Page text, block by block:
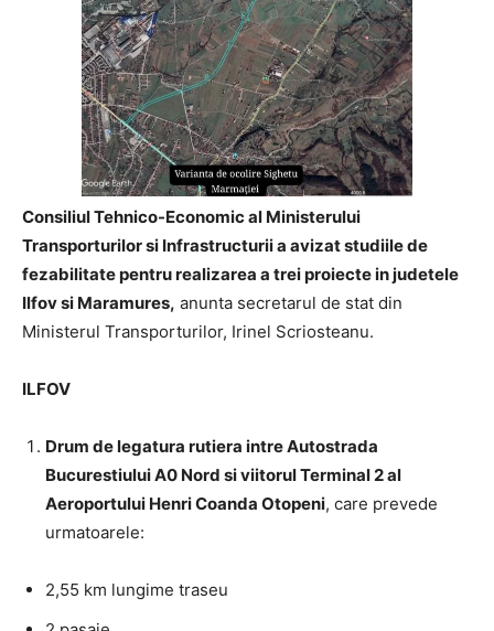
Consiliul Tehnico-Economic al Ministerului
Transporturilor si Infrastructurii a avizat studiile de
fezabilitate pentru realizarea a trei proiecte in judetele
Ilfov si Maramures, anunta secretarul de stat din
Ministerul Transporturilor, Irinel Scriosteanu.
ILFOV
Drum de legatura rutiera intre Autostrada
Bucurestiului A0 Nord si viitorul Terminal 2 al
Aeroportului Henri Coanda Otopeni, care prevede
urmatoarele:
2,55 km lungime traseu